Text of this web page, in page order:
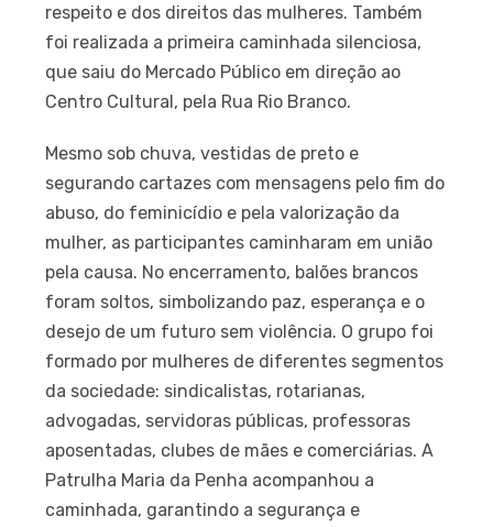
respeito e dos direitos das mulheres. Também
foi realizada a primeira caminhada silenciosa,
que saiu do Mercado Público em direção ao
Centro Cultural, pela Rua Rio Branco.
Mesmo sob chuva, vestidas de preto e
segurando cartazes com mensagens pelo fim do
abuso, do feminicídio e pela valorização da
mulher, as participantes caminharam em união
pela causa. No encerramento, balões brancos
foram soltos, simbolizando paz, esperança e o
desejo de um futuro sem violência. O grupo foi
formado por mulheres de diferentes segmentos
da sociedade: sindicalistas, rotarianas,
advogadas, servidoras públicas, professoras
aposentadas, clubes de mães e comerciárias. A
Patrulha Maria da Penha acompanhou a
caminhada, garantindo a segurança e